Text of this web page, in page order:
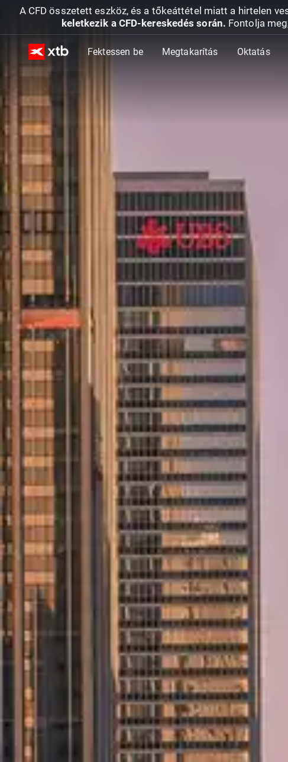
A CFD összetett eszköz, és a tőkeáttétel miatt a hirtelen
keletkezik a CFD-kereskedés során. Fontolja
Fektessen be Megtakarítás Oktatás